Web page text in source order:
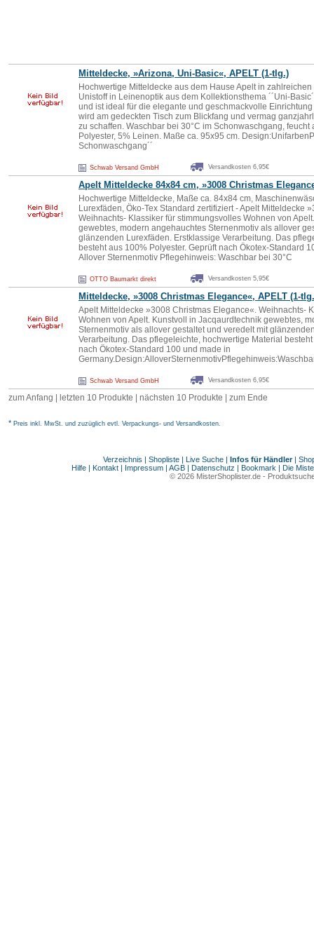
Mitteldecke, »Arizona, Uni-Basic«, APELT (1-tlg.)
Hochwertige Mitteldecke aus dem Hause Apelt in
Unistoff in Leinenoptik aus dem Kollektionsthema ´´Uni-
und ist ideal für die elegante und geschmackvolle
wird am gedeckten Tisch zum Blickfang und vermag
zu schaffen. Waschbar bei 30°C im Schonwaschgang,
Polyester, 5% Leinen. Maße ca. 95x95 cm.
Schonwaschgang´´
Schwab Versand GmbH Versandkosten 6,95€
Apelt Mitteldecke 84x84 cm, »3008 Christmas
Hochwertige Mitteldecke, Maße ca. 84x84 cm,
Lurexfäden, Öko-Tex Standard zertifiziert - Apelt Mitteldecke
Weihnachts- Klassiker für stimmungsvolles Wohnen von
gewebtes, modern angehauchtes Sternenmotiv als allover
glänzenden Lurexfäden. Erstklassige Verarbeitung. Das
besteht aus 100% Polyester. Geprüft nach Ökotex-Standard
Allover Sternenmotiv Pflegehinweis: Waschbar bei 30°C
OTTO Baumarkt direkt Versandkosten 5,95€
Mitteldecke, »3008 Christmas Elegance«, APELT (1-
Apelt Mitteldecke »3008 Christmas Elegance«. Weihnachts-
Wohnen von Apelt. Kunstvoll in Jacqaurdtechnik gewebtes,
Sternenmotiv als allover gestaltet und veredelt mit
Verarbeitung. Das pflegeleichte, hochwertige Material
nach Ökotex-Standard 100 und made in
Schwab Versand GmbH Versandkosten 6,95€
zum Anfang letzten 10 Produkte nächsten 10 Produkte zum Ende
* Preis inkl. MwSt. und zuzüglich evtl. Verpackungs- und Versandkosten.
Verzeichnis | Shopliste| Live Suche| Infos für Händler|
Hilfe | Kontakt | Impressum | AGB | Datenschutz | Bookmark | Die
© 2026 MisterShoplister.de-